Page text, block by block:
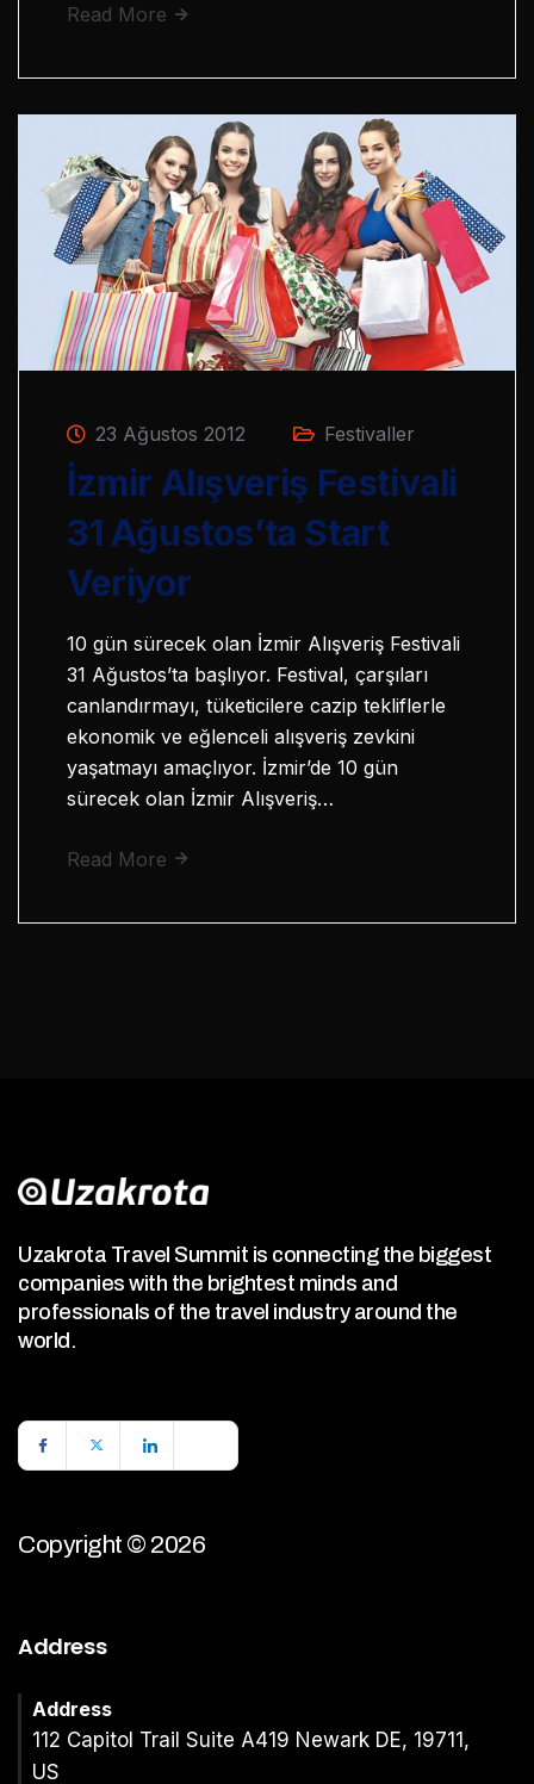
Read More
23 Ağustos 2012 Festivaller
İzmir Alışveriş Festivali
31 Ağustos’ta Start
Veriyor
10 gün sürecek olan İzmir Alışveriş Festivali
31 Ağustos’ta başlıyor. Festival, çarşıları
canlandırmayı, tüketicilere cazip tekliflerle
ekonomik ve eğlenceli alışveriş zevkini
yaşatmayı amaçlıyor. İzmir’de 10 gün
sürecek olan İzmir Alışveriş…
Read More
Uzakrota Travel Summit is connecting the biggest
companies with the brightest minds and
professionals of the travel industry around the
world.
Copyright © 2026
Address
Address
112 Capitol Trail Suite A419 Newark DE, 19711,
US